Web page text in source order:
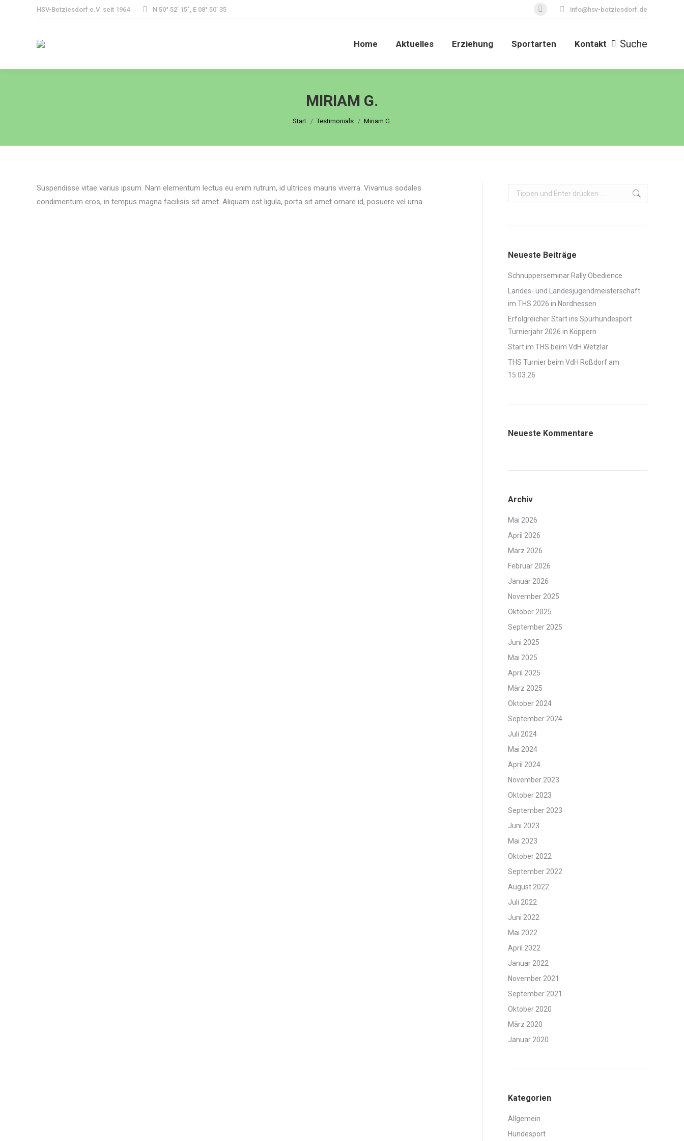
HSV-Betziesdorf e.V. seit 1964 N 50° 52’ 15″, E 08° 50’ 35
Facebook
opens
new
info@hsv-betziesdorf.de
Home Aktuelles Erziehung Sportarten Kontakt Search:
Suche
MIRIAM G.
Sie befinden sich hier:
Start Testimonials Miriam G.
Suspendisse vitae varius ipsum. Nam elementum lectus eu enim rutrum, id ultrices mauris viverra. Vivamus sodales
condimentum eros, in tempus magna facilisis sit amet. Aliquam est ligula, porta sit amet ornare id, posuere vel urna.
Search:
Neueste Beiträge
Schnupperseminar Rally Obedience
Landes- und Landesjugendmeisterschaft
im THS 2026 in Nordhessen
Erfolgreicher Start ins Spürhundesport
Turnierjahr 2026 in Köppern
Start im THS beim VdH Wetzlar
THS Turnier beim VdH Roßdorf am
15.03.26
Neueste Kommentare
Archiv
Mai 2026
April 2026
März 2026
Februar 2026
Januar 2026
November 2025
Oktober 2025
September 2025
Juni 2025
Mai 2025
April 2025
März 2025
Oktober 2024
September 2024
Juli 2024
Mai 2024
April 2024
November 2023
Oktober 2023
September 2023
Juni 2023
Mai 2023
Oktober 2022
September 2022
August 2022
Juli 2022
Juni 2022
Mai 2022
April 2022
Januar 2022
November 2021
September 2021
Oktober 2020
März 2020
Januar 2020
Kategorien
Allgemein
Hundesport
Home Aktuelles Erziehung Sportarten Kontakt Search:
Suche